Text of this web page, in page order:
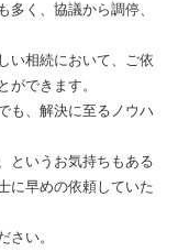
く、協議から調停、
い相続において、ご依
ができます。
も、解決に至るノウハ
というお気持ちもある
に早めの依頼していた
さい。